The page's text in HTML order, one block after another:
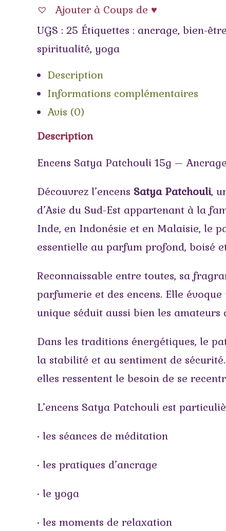
Ajouter à Coups de ♥
UGS : 25 Étiquettes : ancrage, bien-être
spiritualité, yoga
Description
Informations complémentaires
Avis (0)
Description
Encens Satya Patchouli 15g –
Découvrez l’encens Satya Patchouli,
d’Asie du Sud-Est appartenant à la
Inde, en Indonésie et en Malaisie, le
essentielle au parfum profond, boisé
Reconnaissable entre toutes, sa
parfumerie et des encens. Elle
unique séduit aussi bien les amateurs
Dans les traditions énergétiques, le
la stabilité et au sentiment de
elles ressentent le besoin de se
L’encens Satya Patchouli est
• les séances de méditation
• les pratiques d’ancrage
• le yoga
• les moments de relaxation